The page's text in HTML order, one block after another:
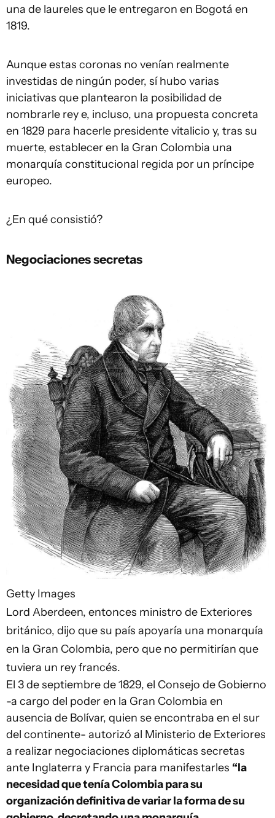
una de laureles que le entregaron en Bogotá en
1819.
Aunque estas coronas no venían realmente
investidas de ningún poder, sí hubo varias
iniciativas que plantearon la posibilidad de
nombrarle rey e, incluso, una propuesta concreta
en 1829 para hacerle presidente vitalicio y, tras su
muerte, establecer en la Gran Colombia una
monarquía constitucional regida por un príncipe
europeo.
¿En qué consistió?
Negociaciones secretas
Getty Images
Lord Aberdeen, entonces ministro de Exteriores
británico, dijo que su país apoyaría una monarquía
en la Gran Colombia, pero que no permitirían que
tuviera un rey francés.
El 3 de septiembre de 1829, el Consejo de Gobierno
-a cargo del poder en la Gran Colombia en
ausencia de Bolívar, quien se encontraba en el sur
del continente- autorizó al Ministerio de Exteriores
a realizar negociaciones diplomáticas secretas
ante Inglaterra y Francia para manifestarles “la
necesidad que tenía Colombia para su
organización definitiva de variar la forma de su